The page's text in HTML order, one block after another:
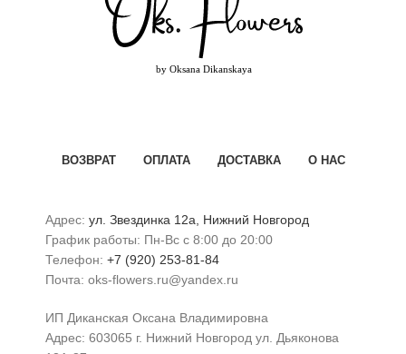
ВОЗВРАТ ОПЛАТА ДОСТАВКА О НАС
Адрес: ул. Звездинка 12а, Нижний Новгород
График работы: Пн-Вс с 8:00 до 20:00
Телефон: +7 (920) 253-81-84
Почта: oks-flowers.ru@yandex.ru
ИП Диканская Оксана Владимировна
Адрес: 603065 г. Нижний Новгород ул. Дьяконова